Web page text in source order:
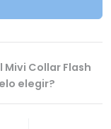
Collar Flash
elegir?